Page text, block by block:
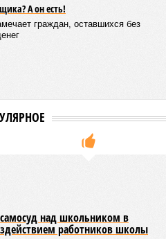
свою чистоту природа
страны станут со
в плане производств, и
демографию. А как ещё
катастроф почти все
никогда не затрагивали,
массовый голод и
разным оценкам, от 17,4 до
дней. А что нам ждать в